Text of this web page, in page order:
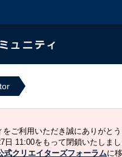
ご利用いただき誠にありがとう
11:00をもって閉鎖いたしまし
式クリエイターズフォーラムに